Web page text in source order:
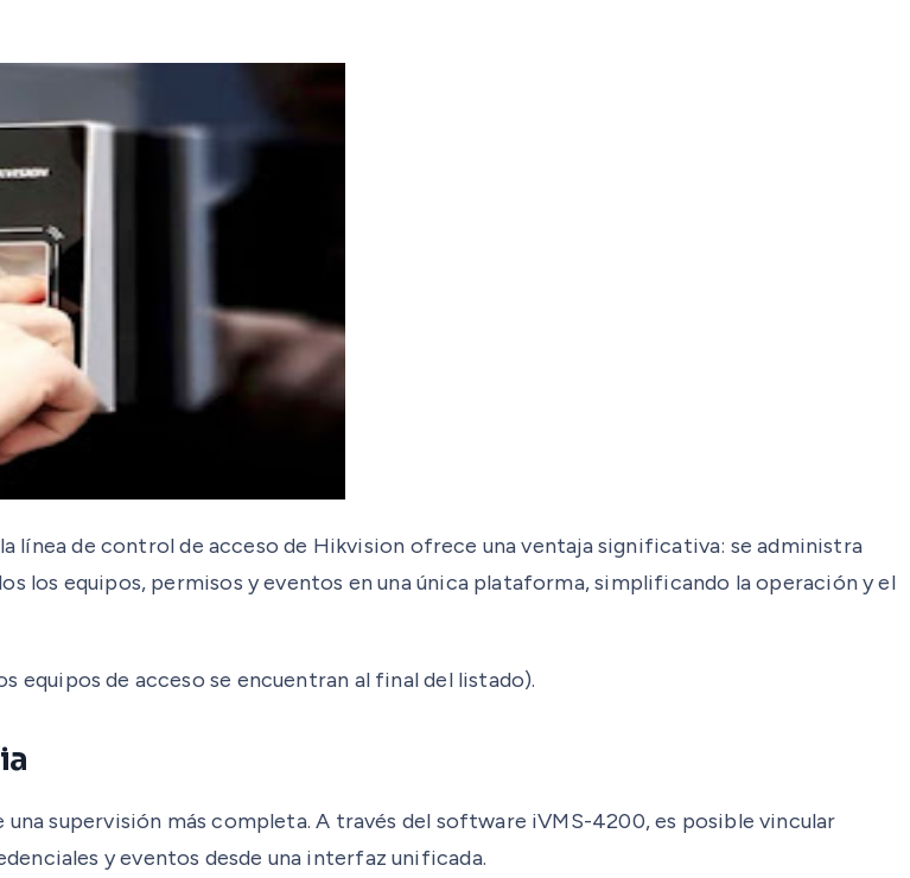
línea de control de acceso de Hikvision ofrece una ventaja significativa: se administra
los equipos, permisos y eventos en una única plataforma, simplificando la operación y el
equipos de acceso se encuentran al final del listado).
supervisión más completa. A través del software iVMS-4200, es posible vincular
y eventos desde una interfaz unificada.